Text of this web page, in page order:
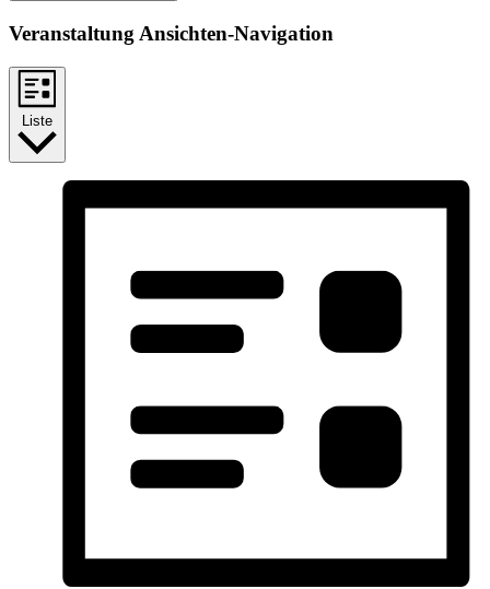
Veranstaltung Ansichten-Navigation
Liste